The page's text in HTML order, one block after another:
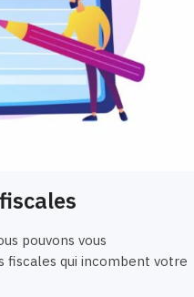
pouvons vous
fiscales qui incombent votre